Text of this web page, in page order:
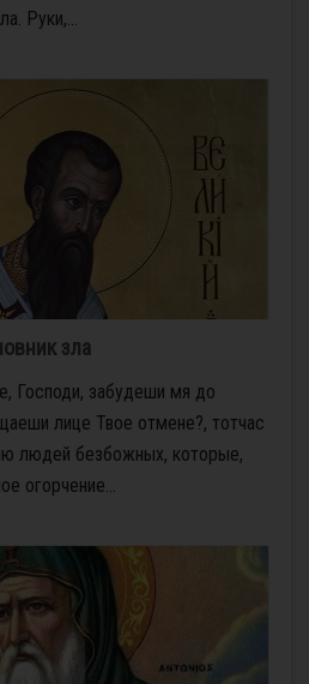
Руки,...
зла
Господи, забудеши мя до
лице Твое отмене?, тотчас
людей безбожных, которые,
огорчение...